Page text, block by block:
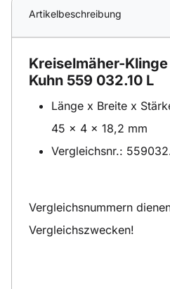
Artikelbeschreibung
Kreiselmäher-
Kuhn 559 032.10 L
Länge x Breite x
45 x 4 x 18,2 mm
Vergleichsnr.:
Vergleichsnummern
Vergleichszwecken!